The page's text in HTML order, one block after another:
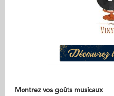
Montrez vos goûts musicaux